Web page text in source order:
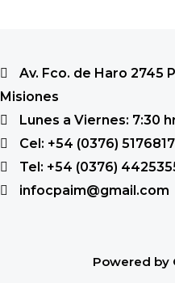
Av. Fco. de Haro 2745
Misiones
Lunes a Viernes: 7:30
Cel: +54 (0376) 5176817
Tel: +54 (0376)
infocpaim@gmail.com
Powered by